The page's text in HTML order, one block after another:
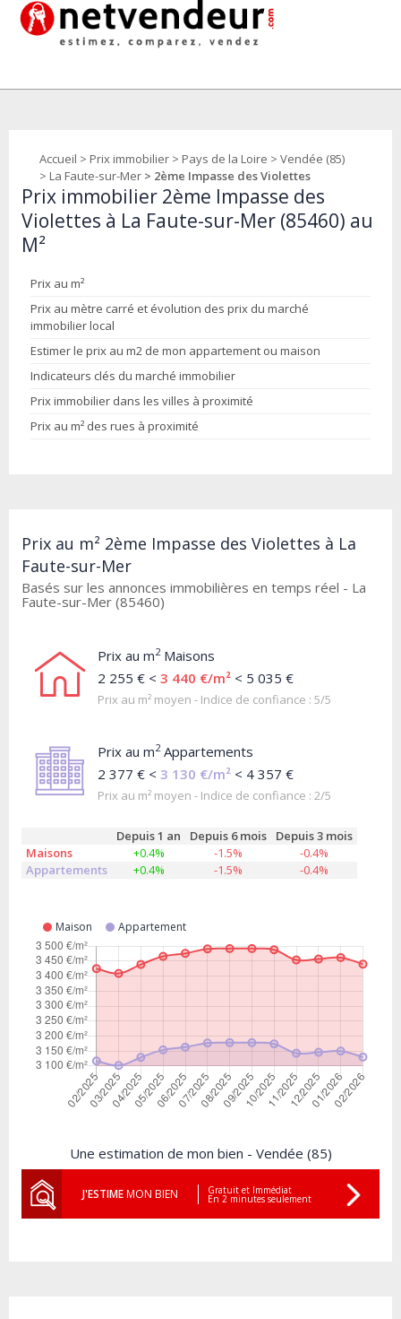
Accueil > Prix immobilier > Pays de la Loire > Vendée (85)
> La Faute-sur-Mer > 2ème Impasse des Violettes
Prix immobilier 2ème Impasse des
Violettes à La Faute-sur-Mer (85460) au
M²
Prix au m²
Prix au mètre carré et évolution des prix du marché
immobilier local
Estimer le prix au m2 de mon appartement ou maison
Indicateurs clés du marché immobilier
Prix immobilier dans les villes à proximité
Prix au m² des rues à proximité
Prix au m² 2ème Impasse des Violettes à La
Faute-sur-Mer
Basés sur les annonces immobilières en temps réel - La
Faute-sur-Mer (85460)
Prix au m2Maisons
2 255 € < 3 440 €/m² < 5 035 €
Prix au m² moyen - Indice de confiance : 5/5
Prix au m2Appartements
2 377 € < 3 130 €/m² < 4 357 €
Prix au m² moyen - Indice de confiance : 2/5
Depuis 1 an Depuis 6 mois
Depuis 3 mois
Maisons
+0.4% -1.5%
-0.4%
Appartements
+0.4% -1.5% -0.4%
Maison Appartement
Une estimation de mon bien - Vendée (85)
J'ESTIMEMON BIEN Gratuit et Immédiat
En 2 minutes seulement